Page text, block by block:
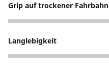
Grip auf trockener Fahrbahn
5
Langlebigkeit
5